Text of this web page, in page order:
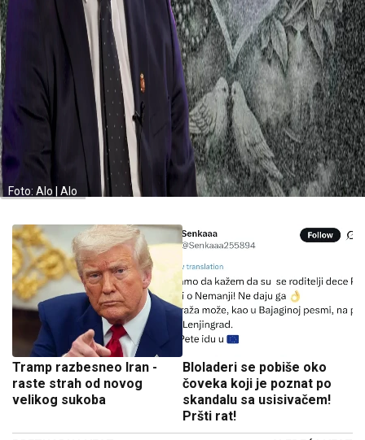
Foto: Alo | Alo
Tramp razbesneo Iran -
raste strah od novog
velikog sukoba
Bloladeri se pobiše oko
čoveka koji je poznat po
skandalu sa usisivačem!
Pršti rat!